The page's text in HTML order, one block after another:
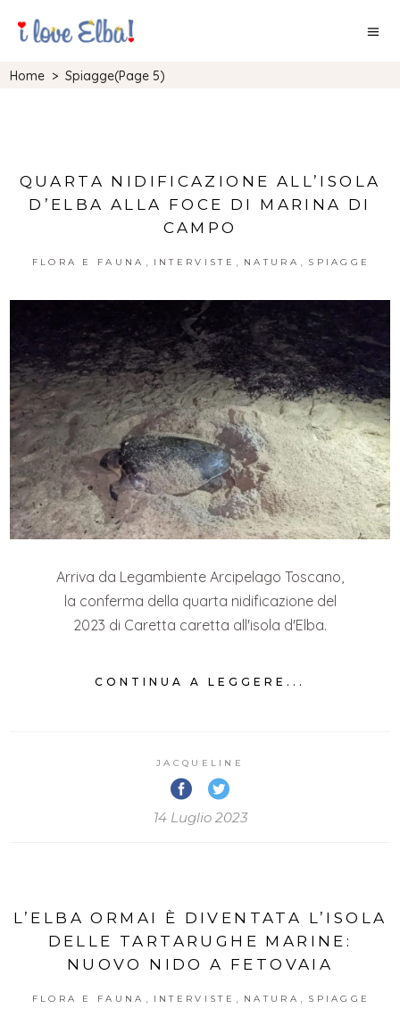
Home >Spiagge(Page 5)
QUARTA NIDIFICAZIONE ALL’ISOLA
D’ELBA ALLA FOCE DI MARINA DI
CAMPO
FLORA E FAUNA , INTERVISTE , NATURA , SPIAGGE
Arriva da Legambiente Arcipelago Toscano,
la conferma della quarta nidificazione del
2023 di Caretta caretta all'isola d'Elba.
CONTINUA A LEGGERE...
JACQUELINE
14 Luglio 2023
L’ELBA ORMAI È DIVENTATA L’ISOLA
DELLE TARTARUGHE MARINE:
NUOVO NIDO A FETOVAIA
FLORA E FAUNA INTERVISTE NATURA SPIAGGE